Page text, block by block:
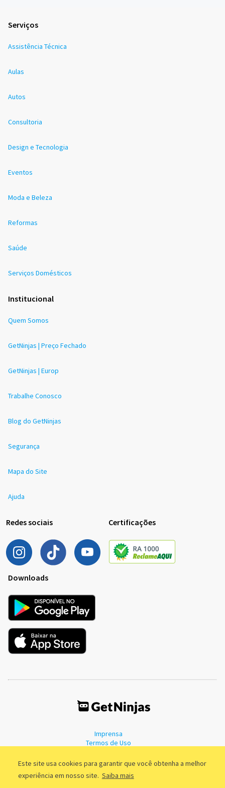
Este site usa cookies para garantir que você obtenha a melhor
experiência em nosso site. Saiba mais
Serviços
Assistência Técnica
Aulas
Autos
Consultoria
Design e Tecnologia
Eventos
Moda e Beleza
Reformas
Saúde
Serviços Domésticos
Institucional
Quem Somos
GetNinjas | Preço Fechado
GetNinjas | Europ
Trabalhe Conosco
Blog do GetNinjas
Segurança
Mapa do Site
Ajuda
Redes sociais Certificações
Downloads
Imprensa
Termos de Uso